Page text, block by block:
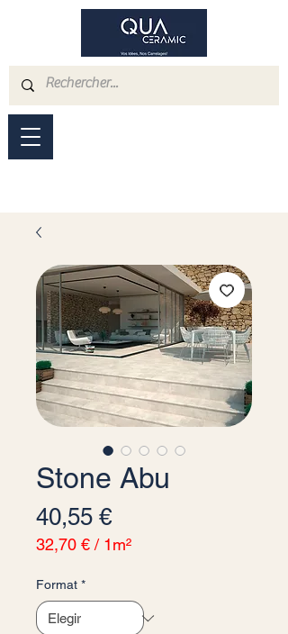
Stone Abu
40,55 €Precio
32,70 € / 1m²
por
1
Metro
Format *